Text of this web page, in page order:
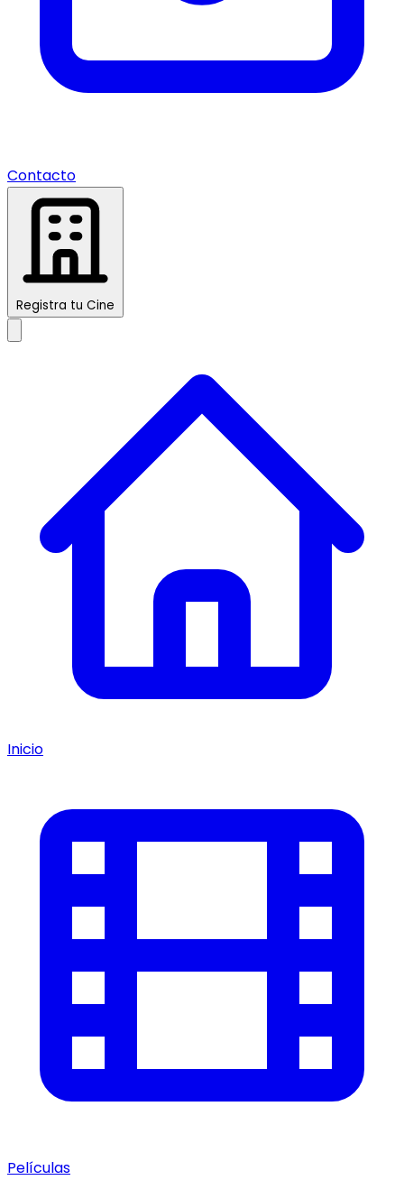
Contacto
Registra tu Cine
Inicio
Películas